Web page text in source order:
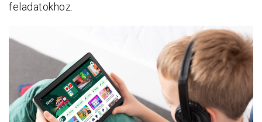
feladatokhoz.